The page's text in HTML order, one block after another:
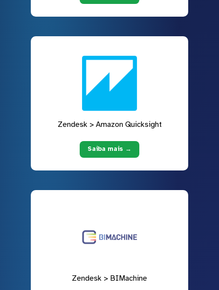
Zendesk > Amazon Quicksight
Saiba mais →
Zendesk > BIMachine